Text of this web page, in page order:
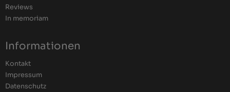
Reviews
In memoriam
Informationen
Kontakt
Impressum
Datenschutz